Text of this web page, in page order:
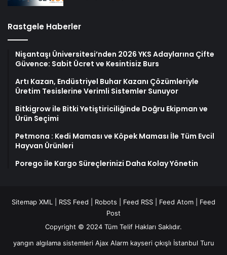
Rastgele Haberler
Nişantaşı Üniversitesi’nden 2026 YKS Adaylarına Çifte
Güvence: Sabit Ücret ve Kesintisiz Burs
Artı Kazan, Endüstriyel Buhar Kazanı Çözümleriyle
Üretim Tesislerine Verimli Sistemler Sunuyor
Bitkigrow ile Bitki Yetiştiriciliğinde Doğru Ekipman ve
Ürün Seçimi
Petmona : Kedi Maması ve Köpek Maması İle Tüm Evcil
Hayvan Ürünleri
Porego ile Kargo Süreçlerinizi Daha Kolay Yönetin
Sitemap XML RSS Feed Robots Feed RSS Feed Atom
Feed
Post
Copyright © 2024 Tüm Telif Hakları Saklıdır.
yangın algılama sistemleri Ajax Alarm kayseri çıkışlı İstanbul Turu